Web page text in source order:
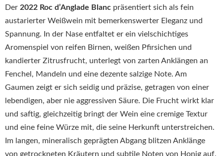
Der 2022 Roc d’Anglade Blanc präsentiert sich als fein
austarierter Weißwein mit bemerkenswerter Eleganz und
Spannung. In der Nase entfaltet er ein vielschichtiges
Aromenspiel von reifen Birnen, weißen Pfirsichen und
kandierter Zitrusfrucht, unterlegt von zarten Anklängen an
Fenchel, Mandeln und eine dezente salzige Note. Am
Gaumen zeigt er sich seidig und präzise, getragen von einer
lebendigen, aber nie aggressiven Säure. Die Frucht wirkt klar
und saftig, gleichzeitig bringt der Wein eine cremige Textur
und eine feine Würze mit, die seine Herkunft unterstreichen.
Im langen, mineralisch geprägten Abgang blitzen Anklänge
von getrockneten Kräutern und subtile Noten von Honig auf,